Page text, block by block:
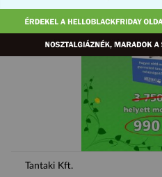
Ft
Tantaki Kft.